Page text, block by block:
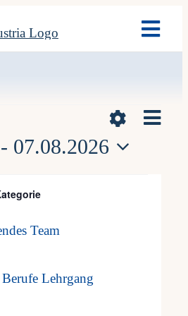
Liste
- 07.08.2026
Team
Lehrgang
2024